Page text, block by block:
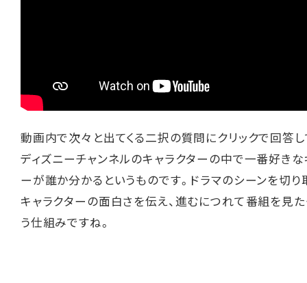
動画内で次々と出てくる二択の質問にクリックで回答し
ディズニーチャンネルのキャラクターの中で一番好きな
ーが誰か分かるというものです。ドラマのシーンを切り
キャラクターの面白さを伝え、進むにつれて番組を見
う仕組みですね。